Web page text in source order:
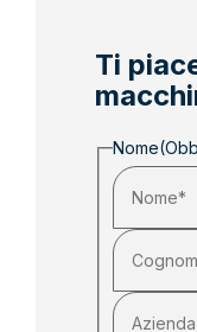
Ti
Nome